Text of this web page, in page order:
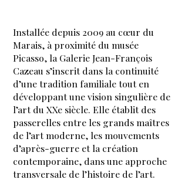
Installée depuis 2009 au cœur du
Marais, à proximité du musée
Picasso, la Galerie Jean-François
Cazeau s’inscrit dans la continuité
d’une tradition familiale tout en
développant une vision singulière de
l’art du XXe siècle. Elle établit des
passerelles entre les grands maîtres
de l’art moderne, les mouvements
d’après-guerre et la création
contemporaine, dans une approche
transversale de l’histoire de l’art.